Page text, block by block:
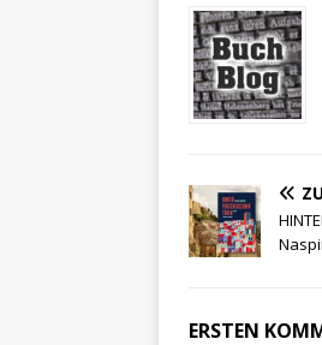
ERSTEN